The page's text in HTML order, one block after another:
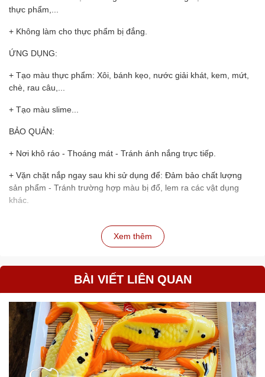
thực phẩm,...
+ Không làm cho thực phẩm bị đắng.
ỨNG DỤNG:
+ Tạo màu thực phẩm: Xôi, bánh kẹo, nước giải khát, kem, mứt,
chè, rau câu,...
+ Tạo màu slime...
BẢO QUẢN:
+ Nơi khô ráo - Thoáng mát - Tránh ánh nắng trực tiếp.
+ Vặn chặt nắp ngay sau khi sử dụng để: Đảm bảo chất lượng
sản phẩm - Tránh trường hợp màu bị đổ, lem ra các vật dụng
khác.
Xem thêm
BÀI VIẾT LIÊN QUAN